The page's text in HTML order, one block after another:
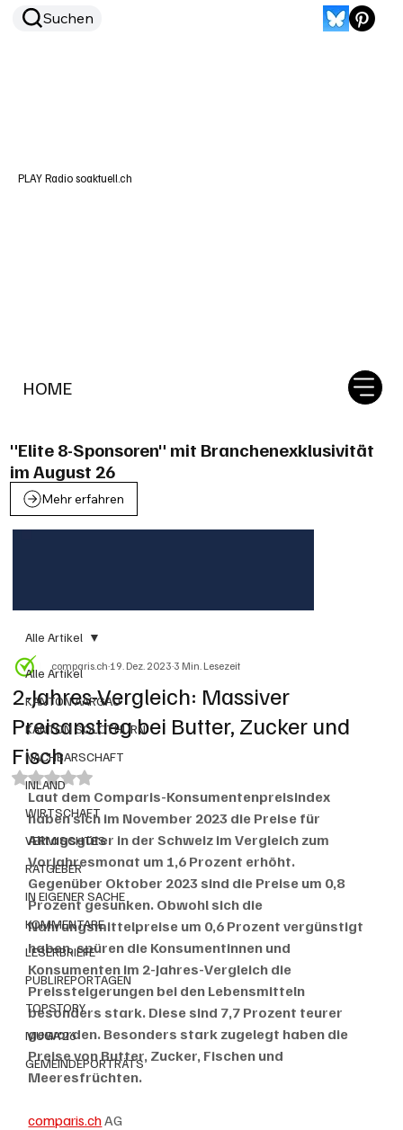
HOME
Suchen
PLAY Radio soaktuell.ch
"Elite 8-Sponsoren" mit Branchenexklusivität
im August 26
Mehr erfahren
Alle Artikel
KANTON AARGAU
KANTON SOLOTHURN
NACHBARSCHAFT
INLAND
WIRTSCHAFT
VERMISCHTES
RATGEBER
IN EIGENER SACHE
KOMMENTARE
LESERBRIEFE
PUBLIREPORTAGEN
TOPSTORY
MUGA'26
GEMEINDEPORTRÄTS
Alle Artikel
2-Jahres-Vergleich: Massiver
Preisanstieg bei Butter, Zucker und
Fisch
comparis.ch19. Dez. 20233 Min. Lesezeit
Mit NaN von 5 Sternen bewertet.
Laut dem Comparis-Konsumentenpreisindex
haben sich im November 2023 die Preise für
Alltagsgüter in der Schweiz im Vergleich zum
Vorjahresmonat um 1,6 Prozent erhöht.
Gegenüber Oktober 2023 sind die Preise um 0,8
Prozent gesunken. Obwohl sich die
Nahrungsmittelpreise um 0,6 Prozent vergünstigt
haben, spüren die Konsumentinnen und
Konsumenten im 2-Jahres-Vergleich die
Preissteigerungen bei den Lebensmitteln
besonders stark. Diese sind 7,7 Prozent teurer
geworden. Besonders stark zugelegt haben die
Preise von Butter, Zucker, Fischen und
Meeresfrüchten.
comparis.ch AG